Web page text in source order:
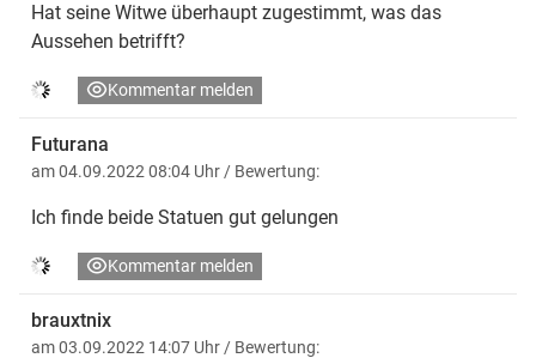
Hat seine Witwe überhaupt zugestimmt, was das
Aussehen betrifft?
Kommentar melden
Futurana
am 04.09.2022 08:04 Uhr/ Bewertung:
Ich finde beide Statuen gut gelungen
Kommentar melden
brauxtnix
am 03.09.2022 14:07 Uhr/ Bewertung: